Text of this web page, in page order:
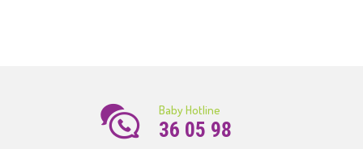
Baby Hotline
36 05 98